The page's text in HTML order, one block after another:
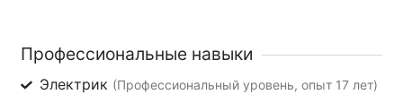
Профессиональные навыки
Электрик (Профессиональный уровень, опыт 17 лет)